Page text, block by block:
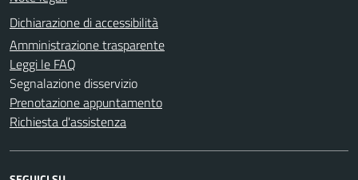
Dichiarazione di accessibilità
Amministrazione trasparente
Leggi le FAQ
Segnalazione disservizio
Prenotazione appuntamento
Richiesta d'assistenza